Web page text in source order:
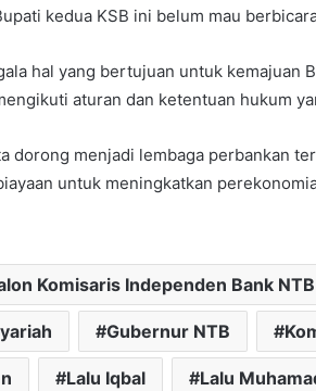
kedua KSB ini belum mau
hal yang bertujuan untuk kemajuan
aturan dan ketentuan hukum
dorong menjadi lembaga perbankan
untuk meningkatkan
Komisaris Independen Bank
Gubernur NTB
Lalu Iqbal Lalu